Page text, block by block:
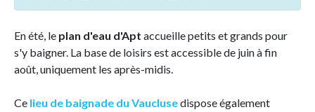
En été, le plan d'eau d'Apt accueille petits et grands pour
s'y baigner. La base de loisirs est accessible de juin à fin
août, uniquement les après-midis.
Ce lieu de baignade du Vauclusedispose également